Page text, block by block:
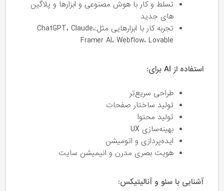
تسلط و کار با هوش مصنوعی و ابزارها و پلاگین
های جدید
تجربه کار با ابزارهایی مثل:ChatGPT، Claude،
Framer AI، Webflow، Lovable
استفاده از AI برای:
طراحی سریع‌تر
تولید ساختار صفحات
تولید محتوا
بهینه‌سازی UX
ایده‌پردازی و اتومیشن
هویت بصری مدرن و انیمیشن سایت
آشنایی با سئو و آنالیتیکس: